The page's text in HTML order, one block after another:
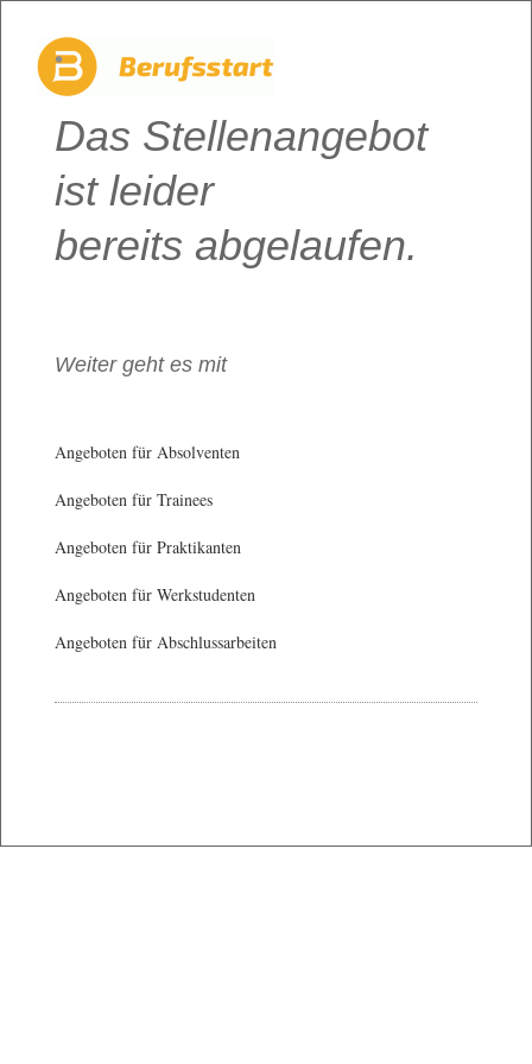
Das Stellenangebot
ist leider
bereits abgelaufen.
Weiter geht es mit
Angeboten für Absolventen
Angeboten für Trainees
Angeboten für Praktikanten
Angeboten für Werkstudenten
Angeboten für Abschlussarbeiten